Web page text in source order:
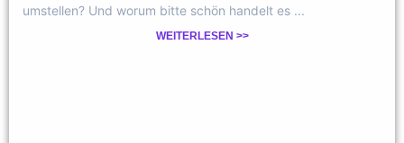
umstellen? Und worum bitte schön handelt es ...
WEITERLESEN >>